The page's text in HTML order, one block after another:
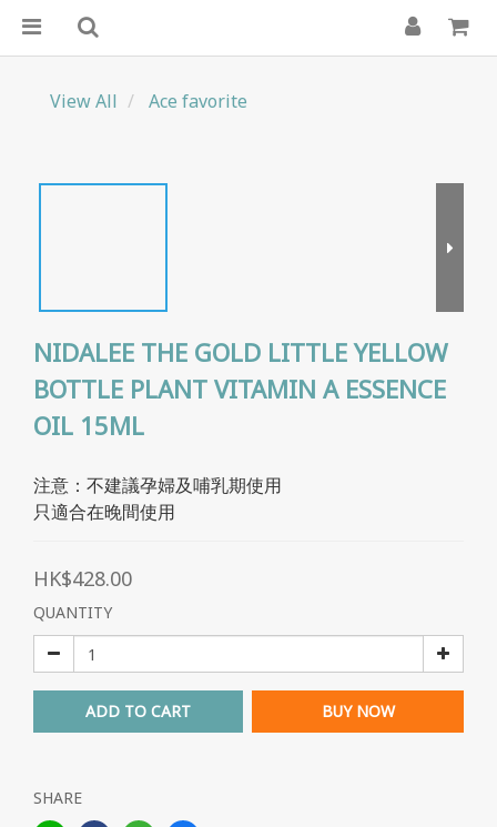
View All Ace favorite
NIDALEE THE GOLD LITTLE YELLOW
BOTTLE PLANT VITAMIN A ESSENCE
OIL 15ML
注意：不建議孕婦及哺乳期使用
只適合在晚間使用
HK$428.00
QUANTITY
ADD TO CART BUY NOW
SHARE